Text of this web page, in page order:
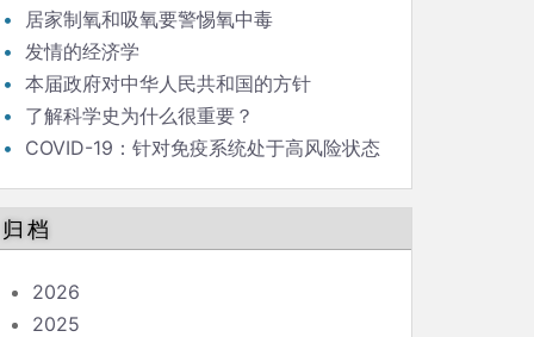
居家制氧和吸氧要警惕氧中毒
发情的经济学
本届政府对中华人民共和国的方针
了解科学史为什么很重要？
COVID-19：针对免疫系统处于高风险状态
归档
2026
2025